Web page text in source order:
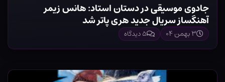
جادوی موسیقی در دستان استاد: هانس زیمر
آهنگساز سریال جدید هری پاتر شد
۳ بهمن ۰۴ ۵ دیدگاه